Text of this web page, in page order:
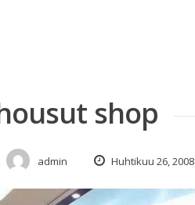
shop
admin Huhtikuu 26, 2008